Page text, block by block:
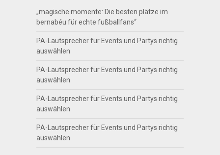
„magische momente: Die besten plätze im
bernabéu für echte fußballfans“
PA-Lautsprecher für Events und Partys richtig
auswählen
PA-Lautsprecher für Events und Partys richtig
auswählen
PA-Lautsprecher für Events und Partys richtig
auswählen
PA-Lautsprecher für Events und Partys richtig
auswählen